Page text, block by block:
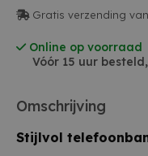
Gratis verzending
Online op voorraad
Vóór 15 uur
Omschrijving
Stijlvol